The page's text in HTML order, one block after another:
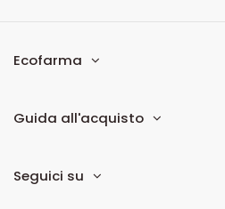
Ecofarma
Guida all'acquisto
Seguici su